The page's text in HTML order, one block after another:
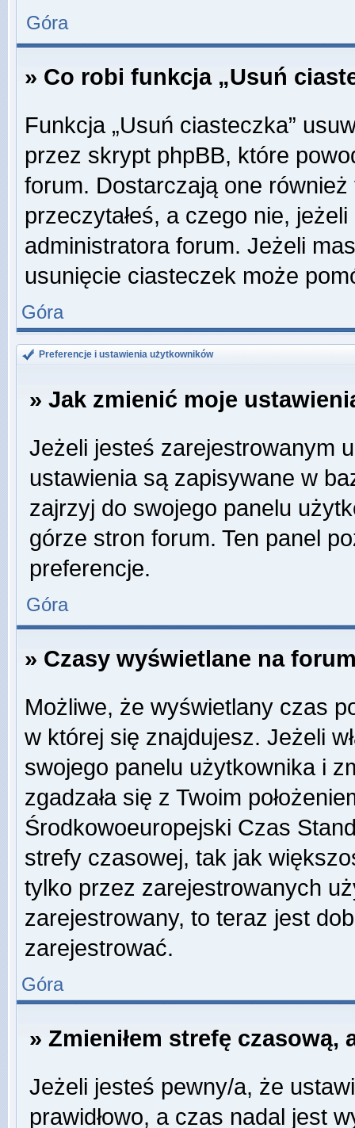
Góra
» Co robi funkcja „Usuń
Funkcja „Usuń ciasteczka”
przez skrypt phpBB, które
forum. Dostarczają one
przeczytałeś, a czego nie,
administratora forum. Jeżeli
usunięcie ciasteczek może
Góra
Preferencje i ustawienia użytkowników
» Jak zmienić moje
Jeżeli jesteś zarejestrowanym
ustawienia są zapisywane w
zajrzyj do swojego panelu
górze stron forum. Ten panel
preferencje.
Góra
» Czasy wyświetlane na
Możliwe, że wyświetlany czas
w której się znajdujesz. Jeżeli
swojego panelu użytkownika i
zgadzała się z Twoim
Środkowoeuropejski Czas
strefy czasowej, tak jak
tylko przez zarejestrowanych
zarejestrowany, to teraz jest
zarejestrować.
Góra
» Zmieniłem strefę czasową,
Jeżeli jesteś pewny/a, że
prawidłowo, a czas nadal jest